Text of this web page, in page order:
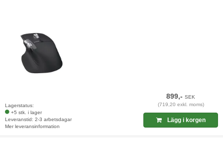
Lagerstatus:
+5 stk. i lager
Leveranstid: 2-3 arbetsdagar
Mer leveransinformation
899,-SEK
(719,20 exkl. moms)
Lägg i korgen